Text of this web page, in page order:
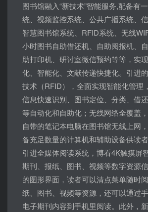
图书馆融入“新技术”智能服务,配备有
统、视频监控系统、公共广播系统、信
智慧图书馆系统、RFID系统、无线
小时图书自助借还机、自助阅报机、
助打印机、研讨室微信预约等等，实
化、智能化、文献传递快捷化。引进
技术（RFID），全面实现智能化管理
信息快速识别、图书定位、分类、借
等自动化和自助化；无线网络全覆盖
自带的笔记本电脑在图书馆无线上网
备充足数量的计算机和辅助设备供读
引进全媒体阅读系统，博看4K触摸屏
期刊、报纸、图书、视频等数字资源
的图形界面，读者可以清点菜单随时
纸、图书、视频等资源，还可以通过
电子期刊内容到手机里阅读。此外，